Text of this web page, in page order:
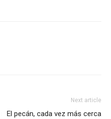
Next article
El pecán, cada vez más cerca